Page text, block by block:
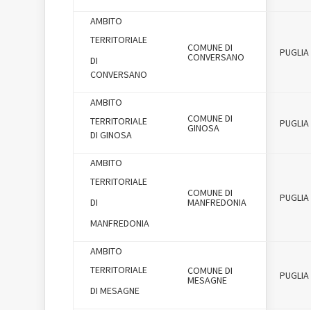
AMBITO
TERRITORIALE
DI
CONVERSANO
COMUNE DI
CONVERSANO PUGLIA
AMBITO
TERRITORIALE
DI GINOSA
COMUNE DI
GINOSA PUGLIA
AMBITO
TERRITORIALE
DI
MANFREDONIA
COMUNE DI
MANFREDONIA PUGLIA
AMBITO
TERRITORIALE
DI MESAGNE
COMUNE DI
MESAGNE PUGLIA